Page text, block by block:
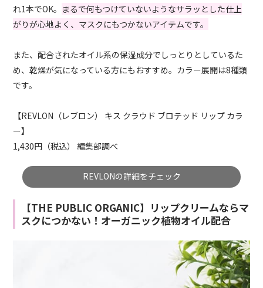
れ1本でOK。 まるで何もつけていないようなサラッとした仕上
がりが心地よく、マスクにもつかないアイテムです。
また、配合されたオイル系の保湿成分でしっとりとしているた
め、乾燥が気になっている方にもおすすめ。カラー展開は8種類
です。
【REVLON（レブロン） キス クラウド ブロテッド リップ カラ
ー】
1,430円（税込） 編集部調べ
REVLONの詳細をチェック
【THE PUBLIC ORGANIC】リップクリームならマ
スクにつかない！オーガニック植物オイル配合